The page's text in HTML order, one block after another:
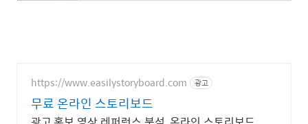
https://www.easilystoryboard.com 광고
무료 온라인 스토리보드